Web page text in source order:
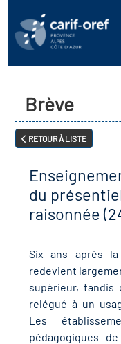
formation
de l'offre de
en région
en santé et
les métiers
des territoires
Partenariale
(OPC)
Régional
des métiers
connecter
votre offre
Brève
RETOUR À LISTE
du
raisonnée
Six ans après
redevient
supérieur, tandis
relégué à un
Les
pédagogiques